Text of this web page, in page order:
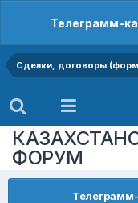
Телеграмм-
Сделки, договоры
ФОРУМ